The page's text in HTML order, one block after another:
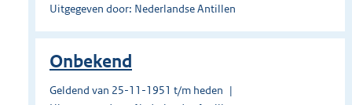
Uitgegeven door: Nederlandse Antillen
Onbekend
Geldend van 25-11-1951 t/m heden